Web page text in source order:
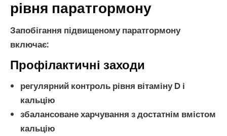
рівня паратгормону
Запобігання підвищеному паратгормону
включає:
Профілактичні заходи
регулярний контроль рівня вітаміну D і
кальцію
збалансоване харчування з достатнім вмістом
кальцію